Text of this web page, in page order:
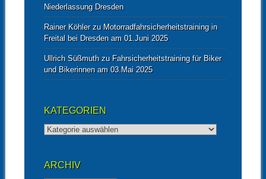
Niederlassung Dresden
Rainer Köhlerzu Motorradfahrsicherheitstraining in
Freital bei Dresden am 01.Juni 2025
Ullrich Süßmuthzu Fahrsicherheitstraining für Biker
und Bikerinnen am 03.Mai 2025
KATEGORIEN
Kategorien
ARCHIV